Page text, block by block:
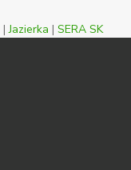
|Jazierka | SERA SK